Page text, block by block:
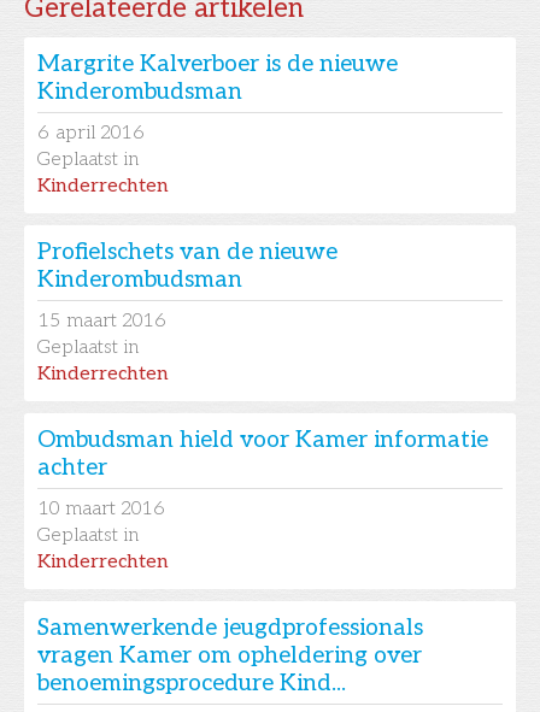
Gerelateerde artikelen
Margrite Kalverboer is de nieuwe
Kinderombudsman
6 april 2016
Geplaatst in
Kinderrechten
Profielschets van de nieuwe
Kinderombudsman
15 maart 2016
Geplaatst in
Kinderrechten
Ombudsman hield voor Kamer informatie
achter
10 maart 2016
Geplaatst in
Kinderrechten
Samenwerkende jeugdprofessionals
vragen Kamer om opheldering over
benoemingsprocedure Kind...